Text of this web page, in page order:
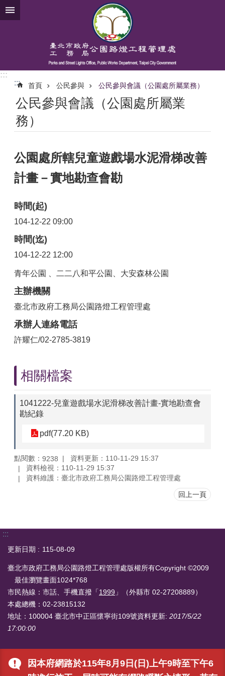
跳到主要內容區塊
:::
因本府網路於115年8月9日(日)上午9時至下午6
::: 首頁 公民參與 公民參與會議（公園處所屬業務）
公民參與會議（公園處所屬業
務）
公園處所轄兒童遊戲場水泥滑梯改善
計畫－實地勘查會勘
時間(起)
104-12-22 09:00
時間(迄)
104-12-22 12:00
青年公園 、二二八和平公園、大安森林公園
主辦機關
臺北市政府工務局公園路燈工程管理處
承辦人連絡電話
許耀仁/02-2785-3819
相關檔案
1041222-兒童遊戲場水泥滑梯改善計畫-實地勘查會
勘紀錄
pdf(77.20 KB)
點閱數： 9238
資料更新：110-11-29 15:37
資料檢視：110-11-29 15:37
資料維護：臺北市政府工務局公園路燈工程管理處
回上一頁
:::
更新日期 115-08-09
臺北市政府工務局公園路燈工程管理處版權所有Copyright ©2009
最佳瀏覽畫面1024*768
市民熱線：市話、手機直撥「1999 」（外縣市 02-27208889）
本處總機：02-23815132
地址：100004 臺北市中正區懷寧街109號資料更新: 2017/5/22
17:00:00